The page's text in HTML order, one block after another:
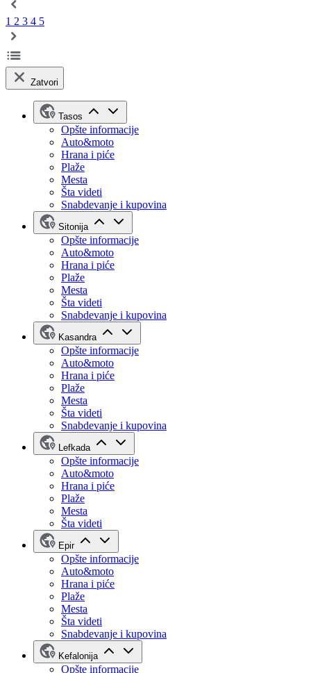
1 2 3 4 5
Zatvori
Tasos
Opšte informacije
Auto&moto
Hrana i piće
Plaže
Mesta
Šta videti
Snabdevanje i kupovina
Sitonija
Opšte informacije
Auto&moto
Hrana i piće
Plaže
Mesta
Šta videti
Snabdevanje i kupovina
Kasandra
Opšte informacije
Auto&moto
Hrana i piće
Plaže
Mesta
Šta videti
Snabdevanje i kupovina
Lefkada
Opšte informacije
Auto&moto
Hrana i piće
Plaže
Mesta
Šta videti
Epir
Opšte informacije
Auto&moto
Hrana i piće
Plaže
Mesta
Šta videti
Snabdevanje i kupovina
Kefalonija
Opšte informacije